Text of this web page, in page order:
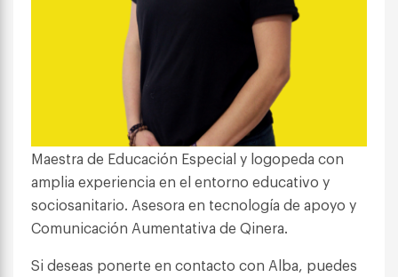
Maestra de Educación Especial y logopeda con
amplia experiencia en el entorno educativo y
sociosanitario. Asesora en tecnología de apoyo y
Comunicación Aumentativa de Qinera.
Si deseas ponerte en contacto con Alba, puedes